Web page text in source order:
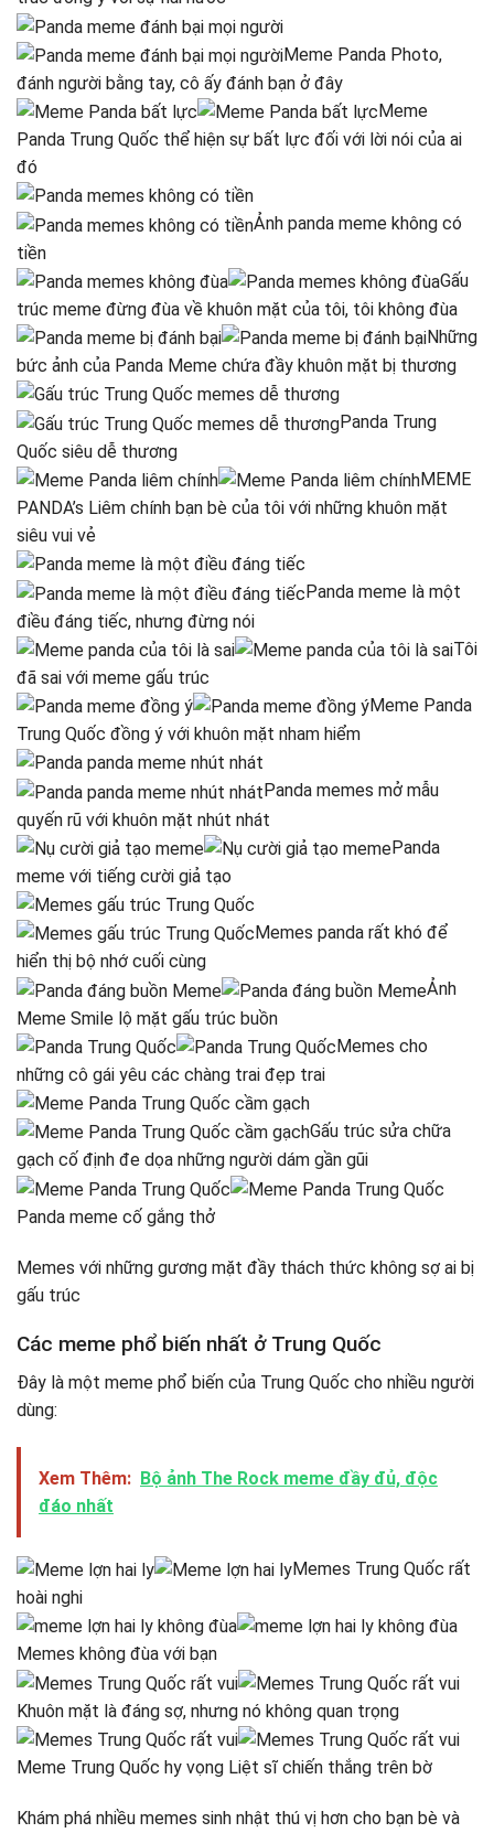
Meme Panda Photo,
đánh người bằng tay, cô ấy đánh bạn ở đây
Meme
Panda Trung Quốc thể hiện sự bất lực đối với lời nói của ai
đó
Ảnh panda meme không có
tiền
Gấu
trúc meme đừng đùa về khuôn mặt của tôi, tôi không đùa
Những
bức ảnh của Panda Meme chứa đầy khuôn mặt bị thương
Panda Trung
Quốc siêu dễ thương
MEME
PANDA’s Liêm chính bạn bè của tôi với những khuôn mặt
siêu vui vẻ
Panda meme là một
điều đáng tiếc, nhưng đừng nói
Tôi
đã sai với meme gấu trúc
Meme Panda
Trung Quốc đồng ý với khuôn mặt nham hiểm
Panda memes mở mẫu
quyến rũ với khuôn mặt nhút nhát
Panda
meme với tiếng cười giả tạo
Memes panda rất khó để
hiển thị bộ nhớ cuối cùng
Ảnh
Meme Smile lộ mặt gấu trúc buồn
Memes cho
những cô gái yêu các chàng trai đẹp trai
Gấu trúc sửa chữa
gạch cố định đe dọa những người dám gần gũi
Panda meme cố gắng thở
Memes với những gương mặt đầy thách thức không sợ ai bị
gấu trúc
Các meme phổ biến nhất ở Trung Quốc
Đây là một meme phổ biến của Trung Quốc cho nhiều người
dùng:
Xem Thêm: Bộ ảnh The Rock meme đầy đủ, độc
đáo nhất
Memes Trung Quốc rất
hoài nghi
Memes không đùa với bạn
Khuôn mặt là đáng sợ, nhưng nó không quan trọng
Meme Trung Quốc hy vọng Liệt sĩ chiến thắng trên bờ
Khám phá nhiều memes sinh nhật thú vị hơn cho bạn bè và